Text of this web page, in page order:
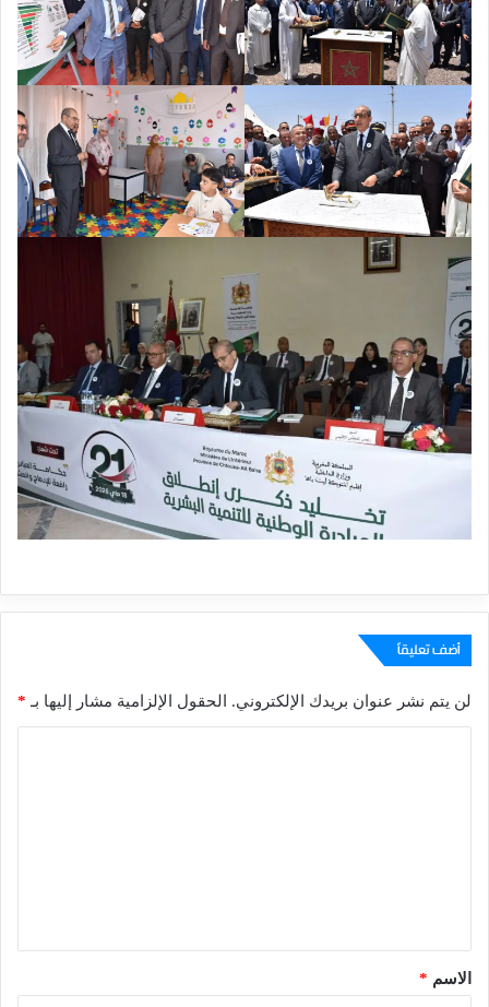
أضف تعليقاً
لن يتم نشر عنوان بريدك الإلكتروني. الحقول الإلزامية مشار إليها بـ *
*الاسم *